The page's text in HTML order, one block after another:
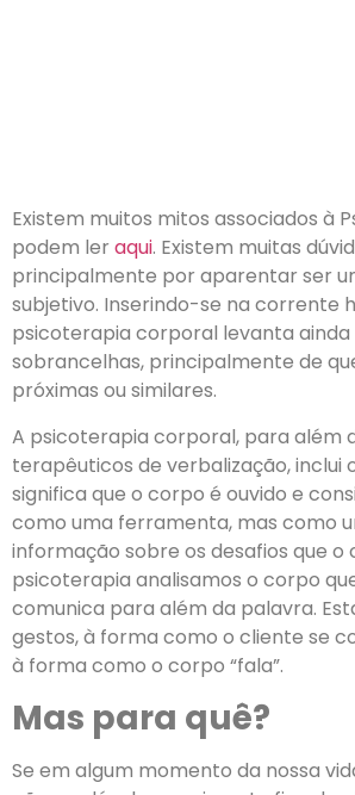
Existem muitos mitos associados à
podem ler aqui. Existem muitas
principalmente por aparentar ser
subjetivo. Inserindo-se na corrente
psicoterapia corporal levanta ainda
sobrancelhas, principalmente de
próximas ou similares.
A psicoterapia corporal, para além
terapêuticos de verbalização, inclui
significa que o corpo é ouvido e
como uma ferramenta, mas como
informação sobre os desafios que o
psicoterapia analisamos o corpo
comunica para além da palavra.
gestos, à forma como o cliente se
à forma como o corpo “fala”.
Mas para quê?
Se em algum momento da nossa